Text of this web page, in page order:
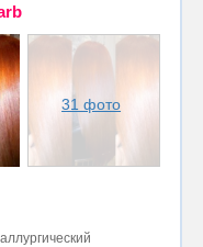
31 фото